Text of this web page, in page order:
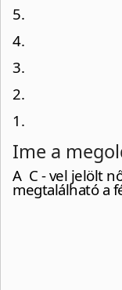
5.
4.
3.
2.
1.
Ime a
A C - vel jelölt
megtalálható a